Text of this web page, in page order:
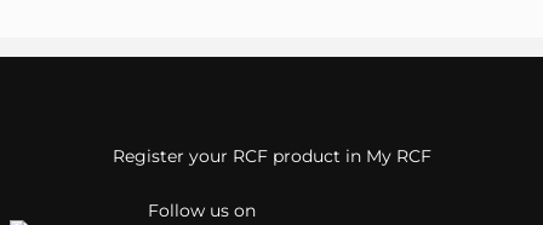
Follow us on
Register your RCF product in My RCF